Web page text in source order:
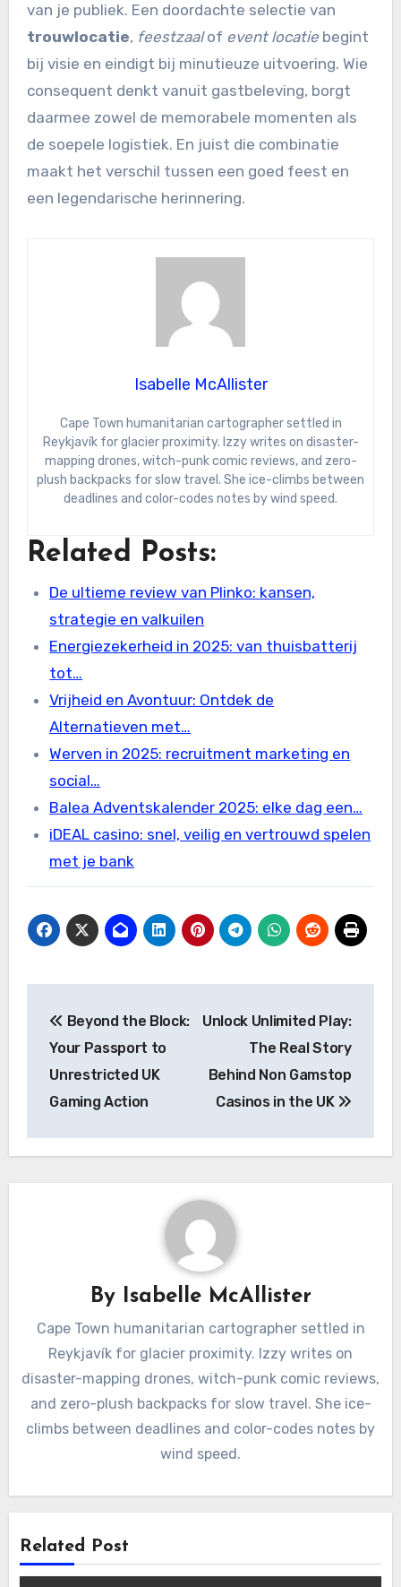
van je publiek. Een doordachte selectie van
trouwlocatie, feestzaalof event locatiebegint
bij visie en eindigt bij minutieuze uitvoering. Wie
consequent denkt vanuit gastbeleving, borgt
daarmee zowel de memorabele momenten als
de soepele logistiek. En juist die combinatie
maakt het verschil tussen een goed feest en
een legendarische herinnering.
Isabelle McAllister
Cape Town humanitarian cartographer settled in
Reykjavík for glacier proximity. Izzy writes on disaster-
mapping drones, witch-punk comic reviews, and zero-
plush backpacks for slow travel. She ice-climbs between
deadlines and color-codes notes by wind speed.
Related Posts:
De ultieme review van Plinko: kansen,
strategie en valkuilen
Energiezekerheid in 2025: van thuisbatterij
tot…
Vrijheid en Avontuur: Ontdek de
Alternatieven met…
Werven in 2025: recruitment marketing en
social…
Balea Adventskalender 2025: elke dag een…
iDEAL casino: snel, veilig en vertrouwd spelen
met je bank
navigation
Beyond the Block:
Your Passport to
Unrestricted UK
Gaming Action
Unlock Unlimited Play:
The Real Story
Behind Non Gamstop
Casinos in the UK
By Isabelle McAllister
Cape Town humanitarian cartographer settled in
Reykjavík for glacier proximity. Izzy writes on
disaster-mapping drones, witch-punk comic reviews,
and zero-plush backpacks for slow travel. She ice-
climbs between deadlines and color-codes notes by
wind speed.
Related Post